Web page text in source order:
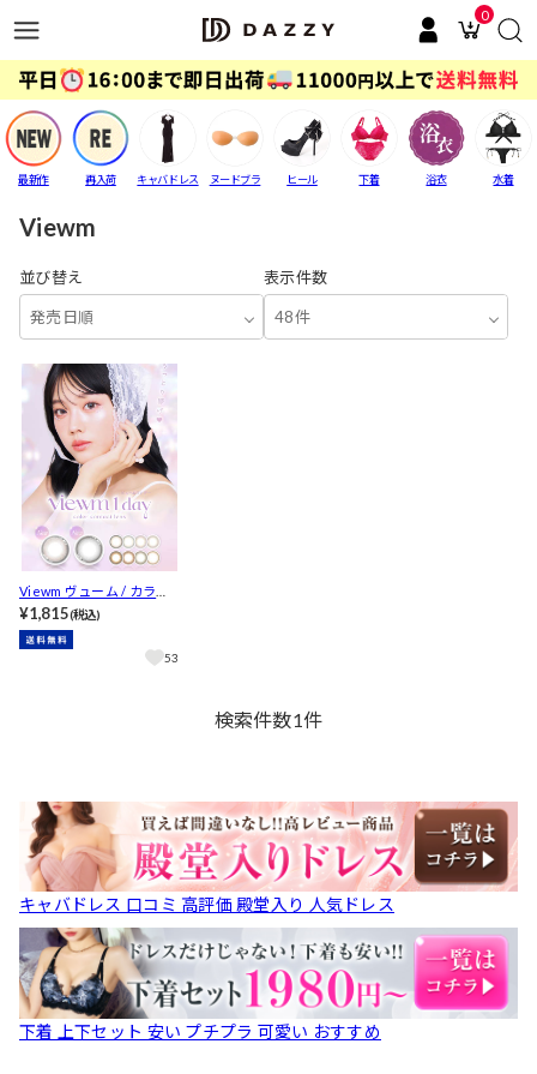
0
最新作 再入荷 キャバドレス ヌードブラ ヒール 下着 浴衣 水着
Viewm
並び替え
発売日順
表示件数
48件
Viewm ヴューム / カラコ
ン 【1day/度あり･なし/1
4.2mm】
¥1,815(税込)
53
検索件数1件
キャバドレス 口コミ 高評価 殿堂入り 人気ドレス
下着 上下セット 安い プチプラ 可愛い おすすめ